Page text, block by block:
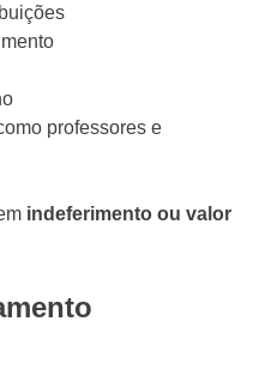
professores e
indeferimento ou valor